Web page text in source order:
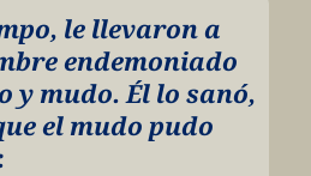
le llevaron a
endemoniado
y mudo. Él lo sanó,
el mudo pudo